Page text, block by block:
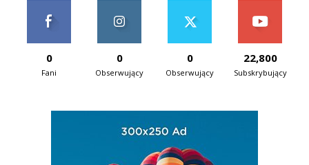
0
Fani
0
Obserwujący
0
Obserwujący
22,800
Subskrybujący